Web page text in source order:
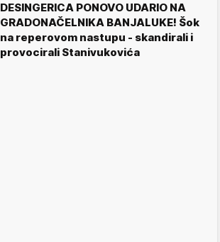
DESINGERICA PONOVO UDARIO NA
GRADONAČELNIKA BANJALUKE! Šok
na reperovom nastupu - skandirali i
provocirali Stanivukovića